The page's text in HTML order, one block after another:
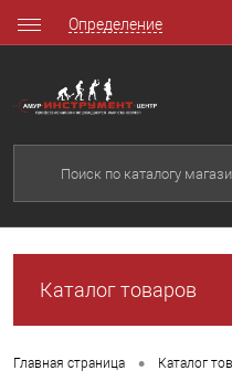
Определение
Каталог товаров
Главная страница • Каталог